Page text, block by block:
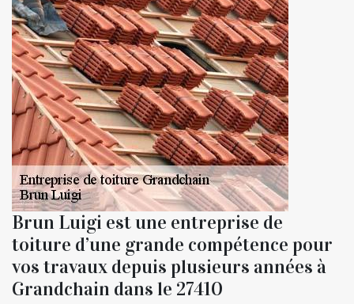
Brun Luigi est une entreprise de
toiture d’une grande compétence pour
vos travaux depuis plusieurs années à
Grandchain dans le 27410